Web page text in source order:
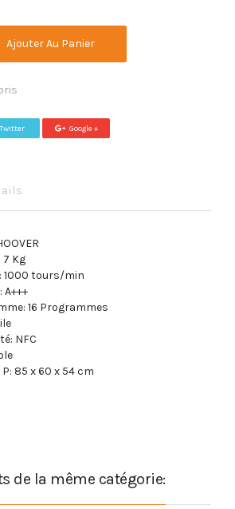
Ajouter Au Panier
Twitter Google +
7 Kg
1000 tours/min
16 Programmes
NFC
85 x 60 x 54 cm
de la même catégorie: